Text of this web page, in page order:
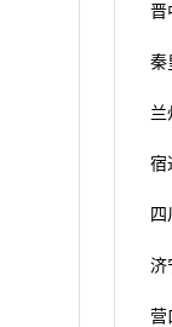
晋
秦
兰
宿
济
营